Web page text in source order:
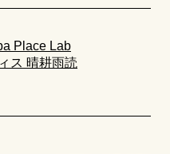
Place Lab
ス 晴耕雨読